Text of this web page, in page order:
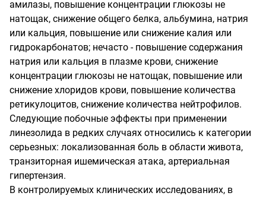
амилазы, повышение концентрации глюкозы не
натощак, снижение общего белка, альбумина, натрия
или кальция, повышение или снижение калия или
гидрокарбонатов; нечасто - повышение содержания
натрия или кальция в плазме крови, снижение
концентрации глюкозы не натощак, повышение или
снижение хлоридов крови, повышение количества
ретикулоцитов, снижение количества нейтрофилов.
Следующие побочные эффекты при применении
линезолида в редких случаях относились к категории
серьезных: локализованная боль в области живота,
транзиторная ишемическая атака, артериальная
гипертензия.
В контролируемых клинических исследованиях, в